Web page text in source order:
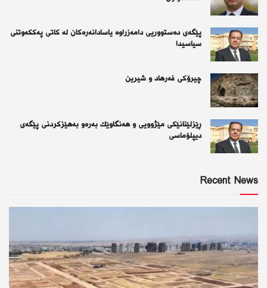
پێگەی دەستووریی دامەزراوە یاسادانەرەكان لە كاتی پەككەوتنی
سیاسیدا
چیرۆكی فەرهاد و شیرین
ڕێزلێنانێكی مێژوویی و هەنگاوێك بەرەو بەهێزكردنی پێگەی
دیپلۆماسی
Recent News